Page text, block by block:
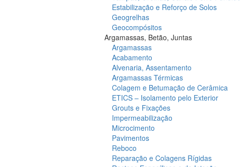
Estabilização e Reforço de Solos
Geogrelhas
Geocompósitos
Argamassas, Betão, Juntas
Argamassas
Acabamento
Alvenaria, Assentamento
Argamassas Térmicas
Colagem e Betumação de Cerâmica
ETICS – Isolamento pelo Exterior
Grouts e Fixações
Impermeabilização
Microcimento
Pavimentos
Reboco
Reparação e Colagens Rígidas